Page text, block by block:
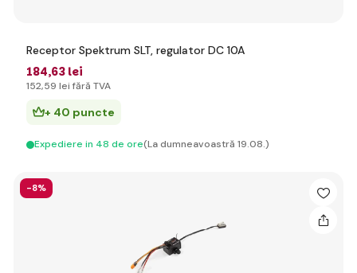
Receptor Spektrum SLT, regulator DC 10A
184,63 lei
152,59 lei fără TVA
+ 40 puncte
Expediere in 48 de ore(La dumneavoastră 19.08.)
-8%